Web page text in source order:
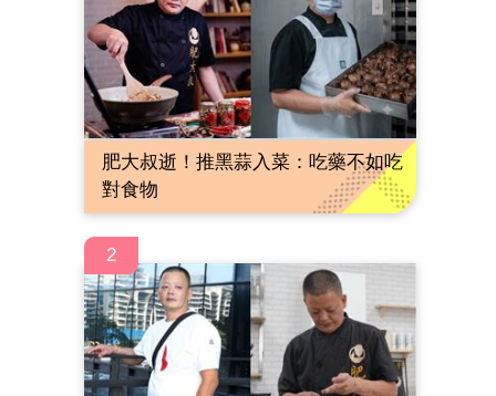
肥大叔逝！推黑蒜入菜：吃藥不如吃
對食物
2